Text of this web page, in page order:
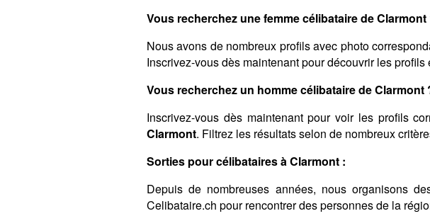
Vous recherchez une femme célibataire de Clarmont
Nous avons de nombreux profils avec photo
Inscrivez-vous dès maintenant pour découvrir les profils
Vous recherchez un homme célibataire de Clarmont
Inscrivez-vous dès maintenant pour voir les profils
Clarmont. Filtrez les résultats selon de nombreux
Sorties pour célibataires à Clarmont :
Depuis de nombreuses années, nous organisons
Celibataire.ch pour rencontrer des personnes de la